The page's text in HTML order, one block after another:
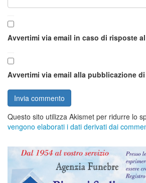
Avvertimi via email in caso di risposte
Avvertimi via email alla pubblicazione
Questo sito utilizza Akismet per ridurre lo
vengono elaborati i dati derivati dai